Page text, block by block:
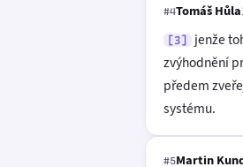
#4Tomáš Hůla
[3]
jenže
zvýhodnění
předem
systému.
#5Martin